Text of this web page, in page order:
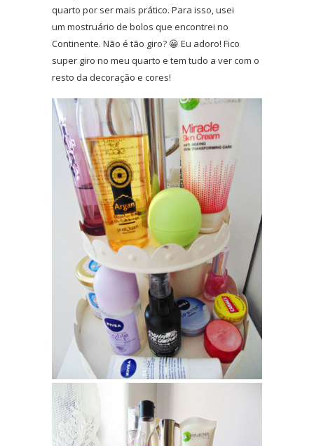
quarto por ser mais prático. Para isso, usei
um mostruário de bolos que encontrei no
Continente. Não é tão giro? 😀 Eu adoro! Fico
super giro no meu quarto e tem tudo a ver com o
resto da decoração e cores!